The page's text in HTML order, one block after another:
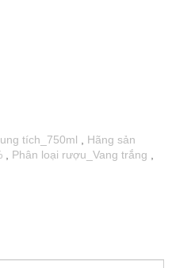
tích_750ml , Hãng sản
, Phân loại rượu_Vang trắng ,